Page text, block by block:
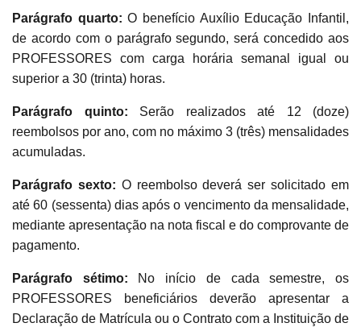
Parágrafo quarto:O benefício Auxílio Educação Infantil,
de acordo com o parágrafo segundo, será concedido aos
PROFESSORES com carga horária semanal igual ou
superior a 30 (trinta) horas.
Parágrafo quinto: Serão realizados até 12 (doze)
reembolsos por ano, com no máximo 3 (três) mensalidades
acumuladas.
Parágrafo sexto: O reembolso deverá ser solicitado em
até 60 (sessenta) dias após o vencimento da mensalidade,
mediante apresentação na nota fiscal e do comprovante de
pagamento.
Parágrafo sétimo: No início de cada semestre, os
PROFESSORES beneficiários deverão apresentar a
Declaração de Matrícula ou o Contrato com a Instituição de